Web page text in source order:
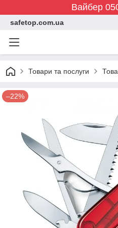
Вайбер
safetop.com.ua
Товари та послуги
–22%